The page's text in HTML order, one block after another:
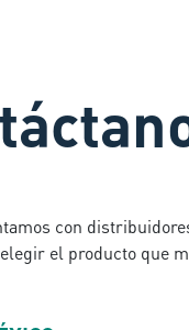
con
el producto que